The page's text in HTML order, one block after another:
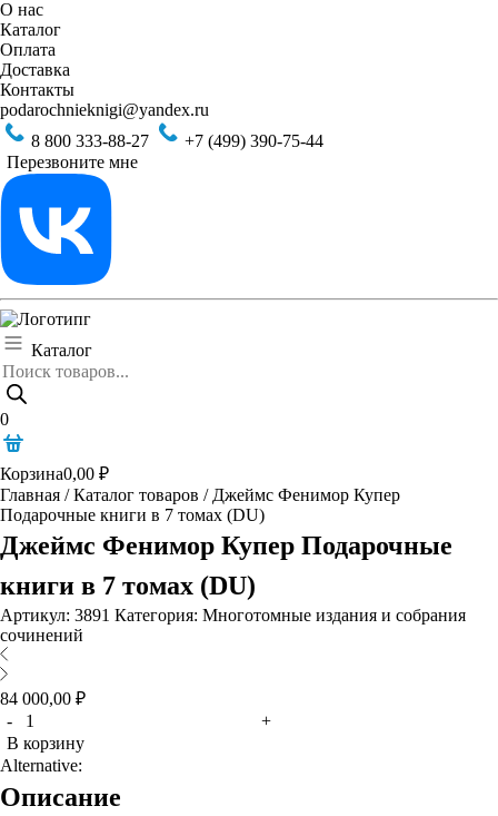
О нас
Каталог
Оплата
Доставка
Контакты
podarochnieknigi@yandex.ru
8 800 333-88-27
+7 (499) 390-75-44
Перезвоните мне
Каталог
Поиск
товаров
0
Корзина0,00 ₽
Главная /Каталог товаров / Джеймс Фенимор Купер
Подарочные книги в 7 томах (DU)
Джеймс Фенимор Купер Подарочные
книги в 7 томах (DU)
Артикул: 3891 Категория: Многотомные издания и собрания
сочинений
84 000,00 ₽
-
Количество
+
В корзину
Alternative:
Описание